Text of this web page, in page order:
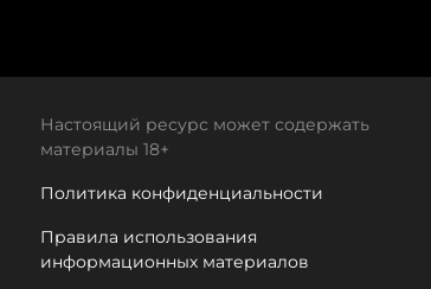
Настоящий ресурс может содержать
материалы 18+
Политика конфиденциальности
Правила использования
информационных материалов